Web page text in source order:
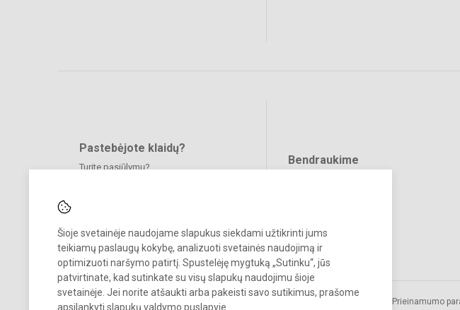
Šioje svetainėje naudojame slapukus siekdami užtikrinti jums
teikiamų paslaugų kokybę, analizuoti svetainės naudojimą ir
optimizuoti naršymo patirtį. Spustelėję mygtuką „Sutinku“, jūs
patvirtinate, kad sutinkate su visų slapukų naudojimu šioje
svetainėje. Jei norite atšaukti arba pakeisti savo sutikimus, prašome
apsilankyti slapukų valdymo puslapyje
Pastebėjote klaidų?
Turite pasiūlymų?
Bendraukime
© 2024. Klaipėdos Vitės progimnazija. Visos teisės saugomos.
Prieinamumo